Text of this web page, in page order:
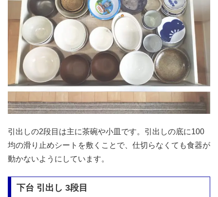
引出しの2段目は主に茶碗や小皿です。引出しの底に100
均の滑り止めシートを敷くことで、仕切らなくても食器が
動かないようにしています。
下台 引出し 3段目